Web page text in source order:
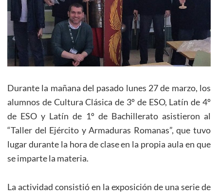
Durante la mañana del pasado lunes 27 de marzo, los
alumnos de Cultura Clásica de 3º de ESO, Latín de 4º
de ESO y Latín de 1º de Bachillerato asistieron al
“Taller del Ejército y Armaduras Romanas”, que tuvo
lugar durante la hora de clase en la propia aula en que
se imparte la materia.
La actividad consistió en la exposición de una serie de